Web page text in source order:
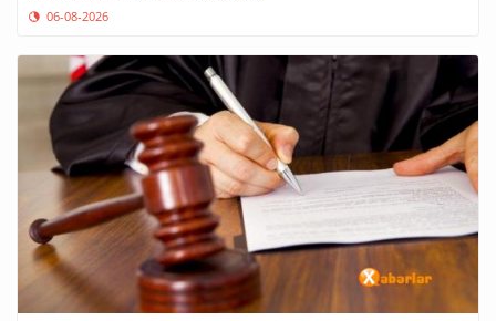
06-08-2026